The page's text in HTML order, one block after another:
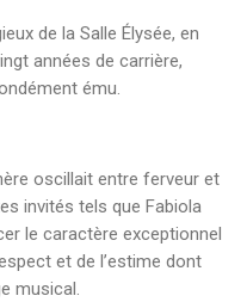
de la Salle Élysée, en
années de carrière,
ému.
oscillait entre ferveur et
invités tels que Fabiola
le caractère exceptionnel
et de l’estime dont
musical.